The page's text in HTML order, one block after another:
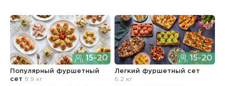
15-20
Популярный фуршетный
сет 8.9 кг
15-20
Легкий фуршетный сет
6.2 кг